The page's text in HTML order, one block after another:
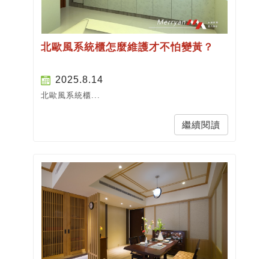
北歐風系統櫃怎麼維護才不怕變黃？
2025.8.14
北歐風系統櫃...
繼續閱讀